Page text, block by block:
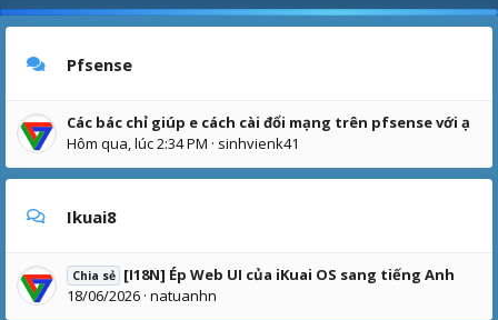
Pfsense
Các bác chỉ giúp e cách cài đổi mạng trên pfsense với ạ
Hôm qua, lúc 2:34 PM
sinhvienk41
Ikuai8
Chia sẻ [I18N] Ép Web UI của iKuai OS sang tiếng Anh
18/06/2026 natuanhn